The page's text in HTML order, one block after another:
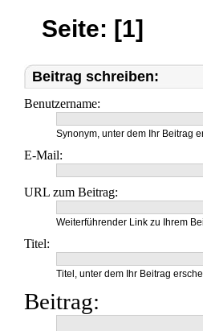
Seite: [1]
Beitrag schreiben:
Benutzername:
Synonym, unter dem Ihr Beitrag
E-Mail:
URL zum Beitrag:
Weiterführender Link zu Ihrem
Titel:
Titel, unter dem Ihr Beitrag
Beitrag: